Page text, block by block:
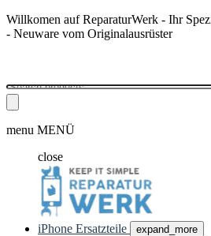
Willkomen auf ReparaturWerk - Ihr
- Neuware vom Originalausrüster
menu MENÜ
close
iPhone Ersatzteile expand_more